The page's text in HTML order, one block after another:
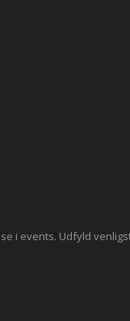
i events. Udfyld